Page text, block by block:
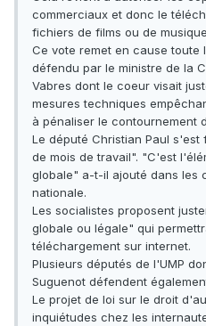
commerciaux et donc le
fichiers de films ou de
Ce vote remet en cause
défendu par le ministre de la
Vabres dont le coeur visait
mesures techniques
à pénaliser le contournement
Le député Christian Paul
de mois de travail". "C'est
globale" a-t-il ajouté dans les
nationale.
Les socialistes proposent
globale ou légale" qui
téléchargement sur internet.
Plusieurs députés de l'UMP
Suguenot défendent
Le projet de loi sur le droit
inquiétudes chez les